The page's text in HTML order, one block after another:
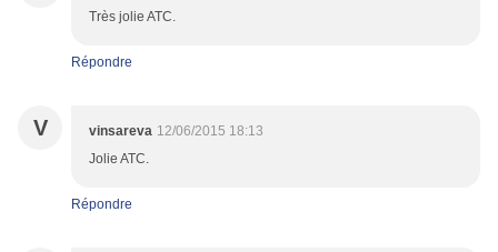
Très jolie ATC.
Répondre
V vinsareva 12/06/2015 18:13
Jolie ATC.
Répondre